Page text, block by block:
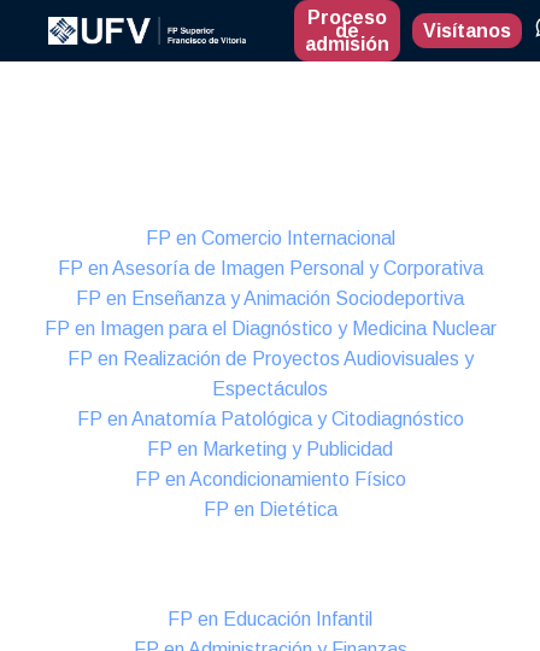
Proceso
de
admisión
Visítanos
FP en Comercio Internacional
FP en Asesoría de Imagen Personal y Corporativa
FP en Enseñanza y Animación Sociodeportiva
FP en Imagen para el Diagnóstico y Medicina Nuclear
FP en Realización de Proyectos Audiovisuales y
Espectáculos
FP en Anatomía Patológica y Citodiagnóstico
FP en Marketing y Publicidad
FP en Acondicionamiento Físico
FP en Dietética
FP en Educación Infantil